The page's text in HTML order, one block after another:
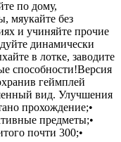
по дому,
мяукайте без
и учиняйте прочие
динамически
в лотке, заводите
способности!Версия
геймплей
вид. Улучшения
прохождение;•
предметы;•
почти 300;•